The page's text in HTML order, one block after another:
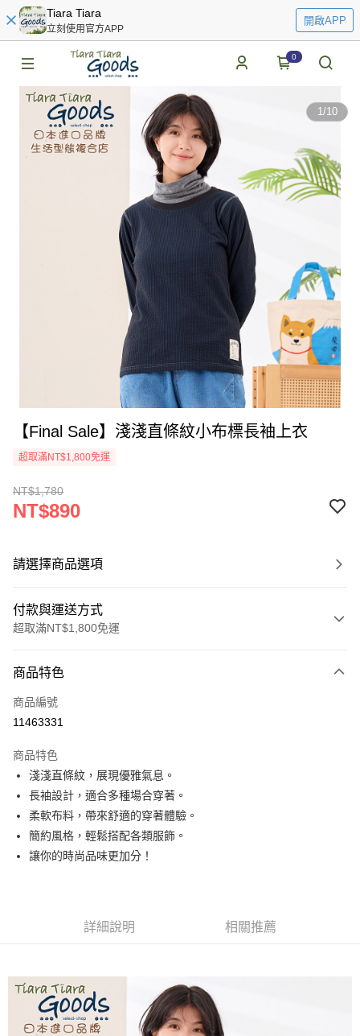
Tiara Tiara
立刻使用官方APP
開啟APP
0
1/10
【Final Sale】淺淺直條紋小布標長袖上衣
超取滿NT$1,800免運
NT$1,780
NT$890
請選擇商品選項
付款與運送方式
超取滿NT$1,800免運
信用卡一次付款
超商取貨付款
Apple Pay
悠遊付
Google Pay
全盈+PAY
【關於「AFTEE先享後付」】
２．便利：只要手機號碼，簡訊認證，即可結帳。
３．安心：先確認商品／服務後，再付款。
【「AFTEE先享後付」結帳流程】
運送方式
全家取貨付款
每筆NT$60，滿NT$1,800(含以上)免運費
商品特色
商品編號
11463331
商品特色
淺淺直條紋，展現優雅氣息。
長袖設計，適合多種場合穿著。
柔軟布料，帶來舒適的穿著體驗。
簡約風格，輕鬆搭配各類服飾。
讓你的時尚品味更加分！
詳細說明 相關推薦